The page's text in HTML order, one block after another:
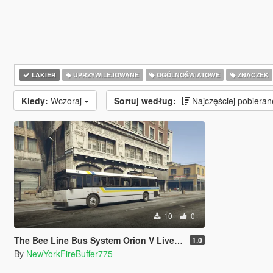
LAKIER UPRZYWILEJOWANE OGÓLNOŚWIATOWE ZNACZEK
Kiedy: Wczoraj Sortuj według: Najczęściej
10 0
The Bee Line Bus System Orion V Livery pack 1.0
By NewYorkFireBuffer775